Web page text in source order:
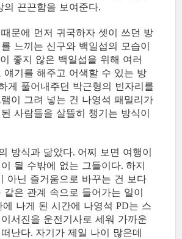
의 끈끈함을 보여준다.
문에 먼저 귀국하자 셋이 쓰던 방
느끼는 신구와 백일섭의 모습이
좋지 않은 백일섭을 위해 여러
얘기를 해주고 어색할 수 있는 방
게 풀어내주던 박근형의 빈자리를
이 그려 넣는 건 나영석 패밀리가
사람들을 살뜰히 챙기는 방식이
방식과 닮았다. 어찌 보면 여행이
될 수밖에 없는 그들이다. 하지
아닌 즐거움으로 바꾸는 건 보다
같은 관계 속으로 들어가는 일이
에 나게 된 시간에 나영석 PD는 스
서진을 운전기사로 세워 가까운
난다. 자기가 제일 나이 많은데